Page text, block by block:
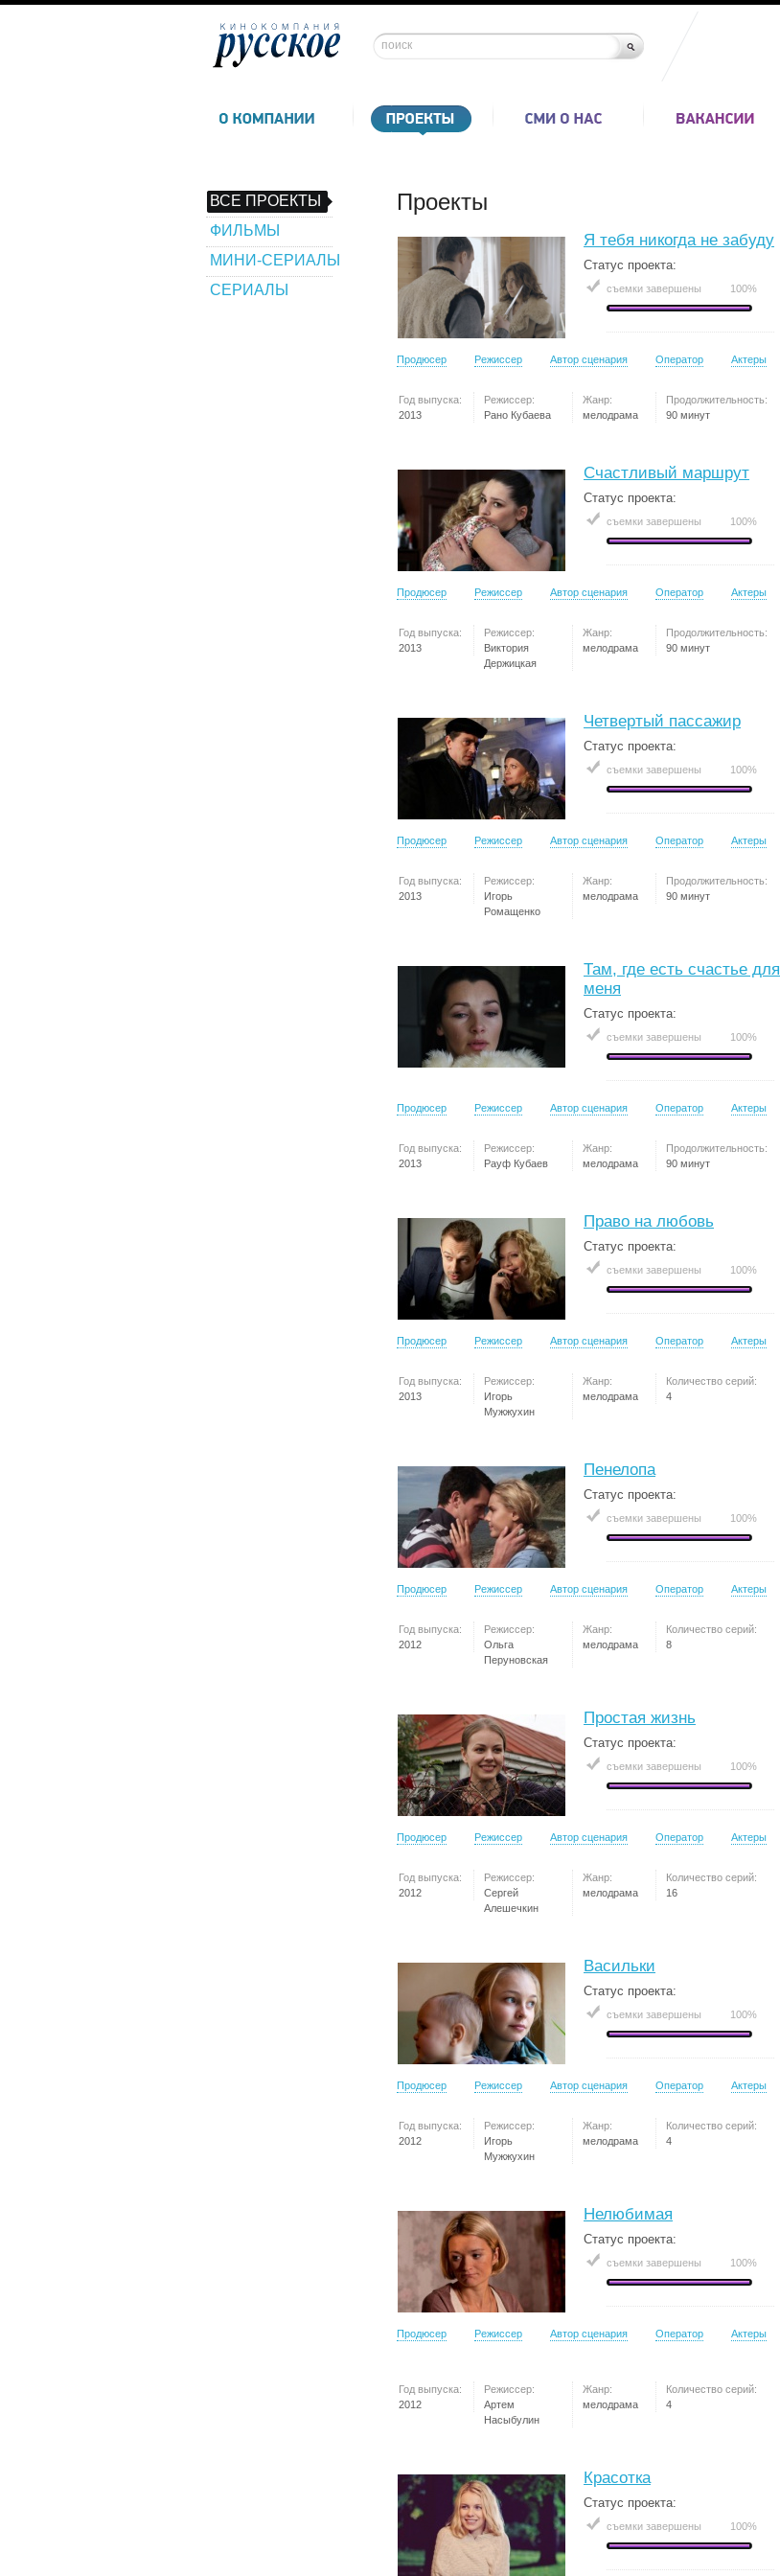
ВСЕ ПРОЕКТЫ
ФИЛЬМЫ
МИНИ-СЕРИАЛЫ
СЕРИАЛЫ
Проекты
Я тебя никогда не забуду
Статус проекта:
съемки завершены 100%
Продюсер Режиссер Автор сценария Оператор Актеры
Год выпуска:
2013
Режиссер:
Рано Кубаева
Жанр:
мелодрама
Продолжительность:
90 минут
Счастливый маршрут
Статус проекта:
съемки завершены 100%
Продюсер Режиссер Автор сценария Оператор Актеры
Год выпуска:
2013
Режиссер:
Виктория
Держицкая
Жанр:
мелодрама
Продолжительность:
90 минут
Четвертый пассажир
Статус проекта:
съемки завершены 100%
Продюсер Режиссер Автор сценария Оператор Актеры
Год выпуска:
2013
Режиссер:
Игорь
Ромащенко
Жанр:
мелодрама
Продолжительность:
90 минут
Там, где есть счастье для
меня
Статус проекта:
съемки завершены 100%
Продюсер Режиссер Автор сценария Оператор Актеры
Год выпуска:
2013
Режиссер:
Рауф Кубаев
Жанр:
мелодрама
Продолжительность:
90 минут
Право на любовь
Статус проекта:
съемки завершены 100%
Продюсер Режиссер Автор сценария Оператор Актеры
Год выпуска:
2013
Режиссер:
Игорь
Мужжухин
Жанр:
мелодрама
Количество серий:
4
Пенелопа
Статус проекта:
съемки завершены 100%
Продюсер Режиссер Автор сценария Оператор Актеры
Год выпуска:
2012
Режиссер:
Ольга
Перуновская
Жанр:
мелодрама
Количество серий:
8
Простая жизнь
Статус проекта:
съемки завершены 100%
Продюсер Режиссер Автор сценария Оператор Актеры
Год выпуска:
2012
Режиссер:
Сергей
Алешечкин
Жанр:
мелодрама
Количество серий:
16
Васильки
Статус проекта:
съемки завершены 100%
Продюсер Режиссер Автор сценария Оператор Актеры
Год выпуска:
2012
Режиссер:
Игорь
Мужжухин
Жанр:
мелодрама
Количество серий:
4
Нелюбимая
Статус проекта:
съемки завершены 100%
Продюсер Режиссер Автор сценария Оператор Актеры
Год выпуска:
2012
Режиссер:
Артем
Насыбулин
Жанр:
мелодрама
Количество серий:
4
Красотка
Статус проекта:
съемки завершены 100%